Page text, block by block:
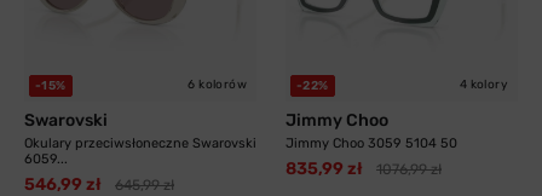
-15% 6 kolorów
Swarovski
Okulary przeciwsłoneczne Swarovski
6059...
546,99 zł 645,99 zł
-22% 4 kolory
Jimmy Choo
Jimmy Choo 3059 5104 50
835,99 zł 1076,99 zł